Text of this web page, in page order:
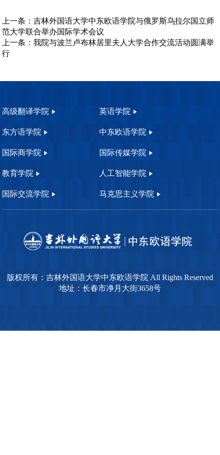
上一条：吉林外国语大学中东欧语学院与俄罗斯乌拉尔国立师
范大学联合举办国际学术会议
上一条：我院与波兰卢布林居里夫人大学合作交流活动圆满举
行
高级翻译学院 英语学院
东方语学院 中东欧语学院
国际商学院 国际传媒学院
教育学院 人工智能学院
国际交流学院 马克思主义学院
版权所有：吉林外国语大学中东欧语学院 All Rights Reserved
地址：长春市净月大街3658号